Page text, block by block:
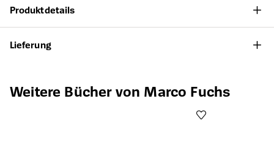
Produktdetails
Lieferung
Produktgalerie überspringen
Weitere Bücher von Marco Fuchs